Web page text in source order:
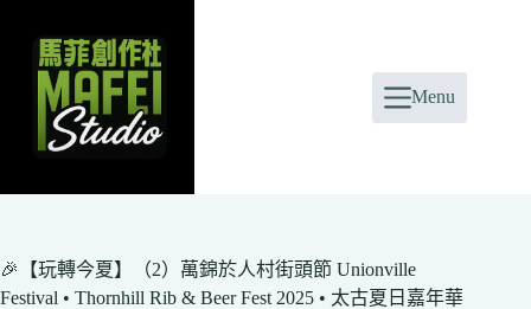
content
Menu
🎉【玩轉今夏】（2）萬錦於人村街頭節 Unionville
Festival • Thornhill Rib & Beer Fest 2025 • 太古夏日嘉年華